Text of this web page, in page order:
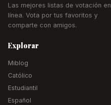
Las mejores listas de votación en
línea. Vota por tus favoritos y
comparte con amigos.
Explorar
Miblog
Católico
Estudiantil
Español